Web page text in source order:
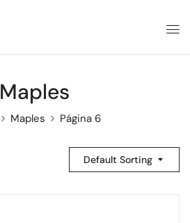
Maples
Maples Página 6
Default Sorting